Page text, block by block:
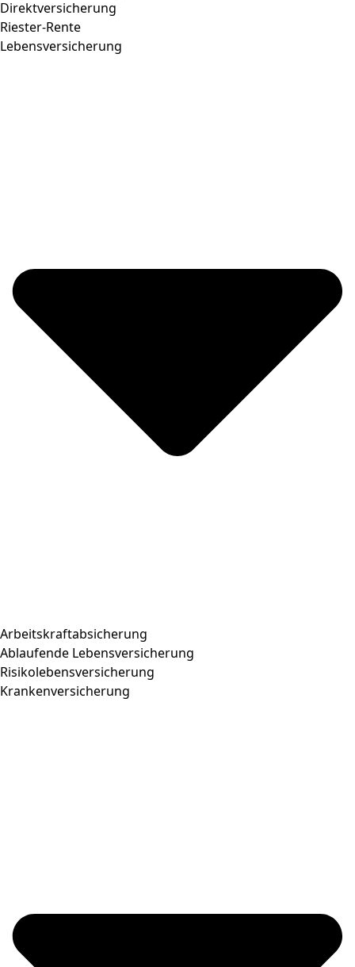
Direktversicherung
Riester-Rente
Lebensversicherung
Arbeitskraftabsicherung
Ablaufende Lebensversicherung
Risikolebensversicherung
Krankenversicherung